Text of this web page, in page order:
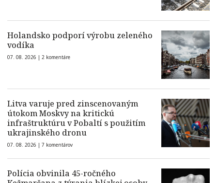
Holandsko podporí výrobu zeleného
vodíka
07. 08. 2026 | 2 komentáre
Litva varuje pred zinscenovaným
útokom Moskvy na kritickú
infraštruktúru v Pobaltí s použitím
ukrajinského dronu
07. 08. 2026 | 7 komentárov
Polícia obvinila 45-ročného